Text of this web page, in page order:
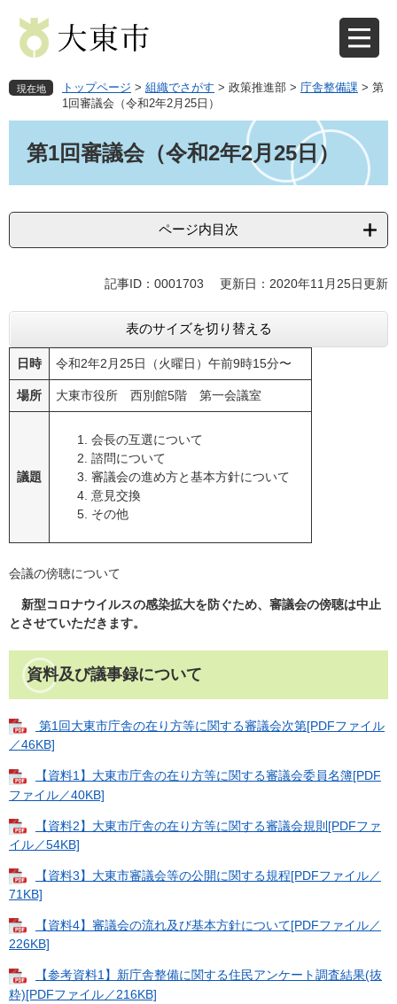
先
で
を
ば
へ
現在地 トップページ > 組織でさがす > 政策推進部 > 庁舎整備課 > 第
1回審議会（令和2年2月25日）
第1回審議会（令和2年2月25日）
ページ内目次
記事ID：0001703 更新日：2020年11月25日更新
表のサイズを切り替える
日時 令和2年2月25日（火曜日）午前9時15分〜
場所 大東市役所 西別館5階 第一会議室
議題
会長の互選について
諮問について
審議会の進め方と基本方針について
意見交換
その他
会議の傍聴について
新型コロナウイルスの感染拡大を防ぐため、審議会の傍聴は中止
とさせていただきます。
資料及び議事録について
第1回大東市庁舎の在り方等に関する審議会次第[PDFファイル
／46KB]
【資料1】大東市庁舎の在り方等に関する審議会委員名簿[PDF
ファイル／40KB]
【資料2】大東市庁舎の在り方等に関する審議会規則[PDFファ
イル／54KB]
【資料3】大東市審議会等の公開に関する規程[PDFファイル／
71KB]
【資料4】審議会の流れ及び基本方針について[PDFファイル／
226KB]
【参考資料1】新庁舎整備に関する住民アンケート調査結果(抜
粋)[PDFファイル／216KB]